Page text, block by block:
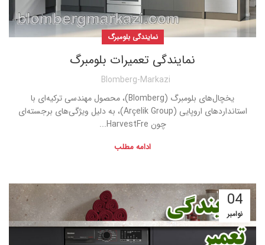
نمایندگی بلومبرگ
نمایندگی تعمیرات بلومبرگ
Blomberg-Markazi
یخچال‌های بلومبرگ (Blomberg)، محصول مهندسی ترکیه‌ای با
استانداردهای اروپایی (Arçelik Group)، به دلیل ویژگی‌های برجسته‌ای
چون HarvestFre...
ادامه مطلب
04
نوامبر